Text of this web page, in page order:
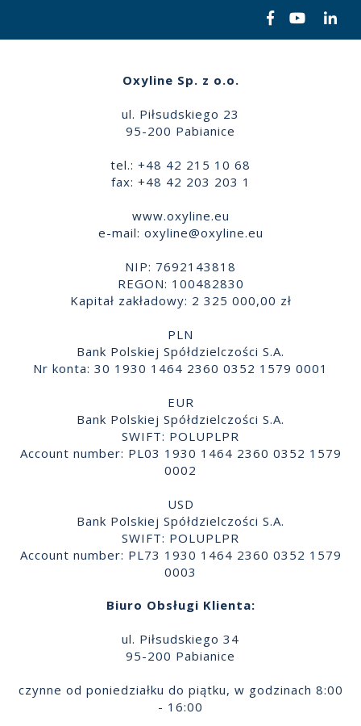
Oxyline Sp. z o.o.
ul. Piłsudskiego 23
95-200 Pabianice
tel.: +48 42 215 10 68
fax: +48 42 203 203 1
www.oxyline.eu
e-mail: oxyline@oxyline.eu
NIP: 7692143818
REGON: 100482830
Kapitał zakładowy: 2 325 000,00 zł
PLN
Bank Polskiej Spółdzielczości S.A.
Nr konta: 30 1930 1464 2360 0352 1579 0001
EUR
Bank Polskiej Spółdzielczości S.A.
SWIFT: POLUPLPR
Account number: PL03 1930 1464 2360 0352 1579
0002
USD
Bank Polskiej Spółdzielczości S.A.
SWIFT: POLUPLPR
Account number: PL73 1930 1464 2360 0352 1579
0003
Biuro Obsługi Klienta:
ul. Piłsudskiego 34
95-200 Pabianice
czynne od poniedziałku do piątku, w godzinach 8:00
- 16:00